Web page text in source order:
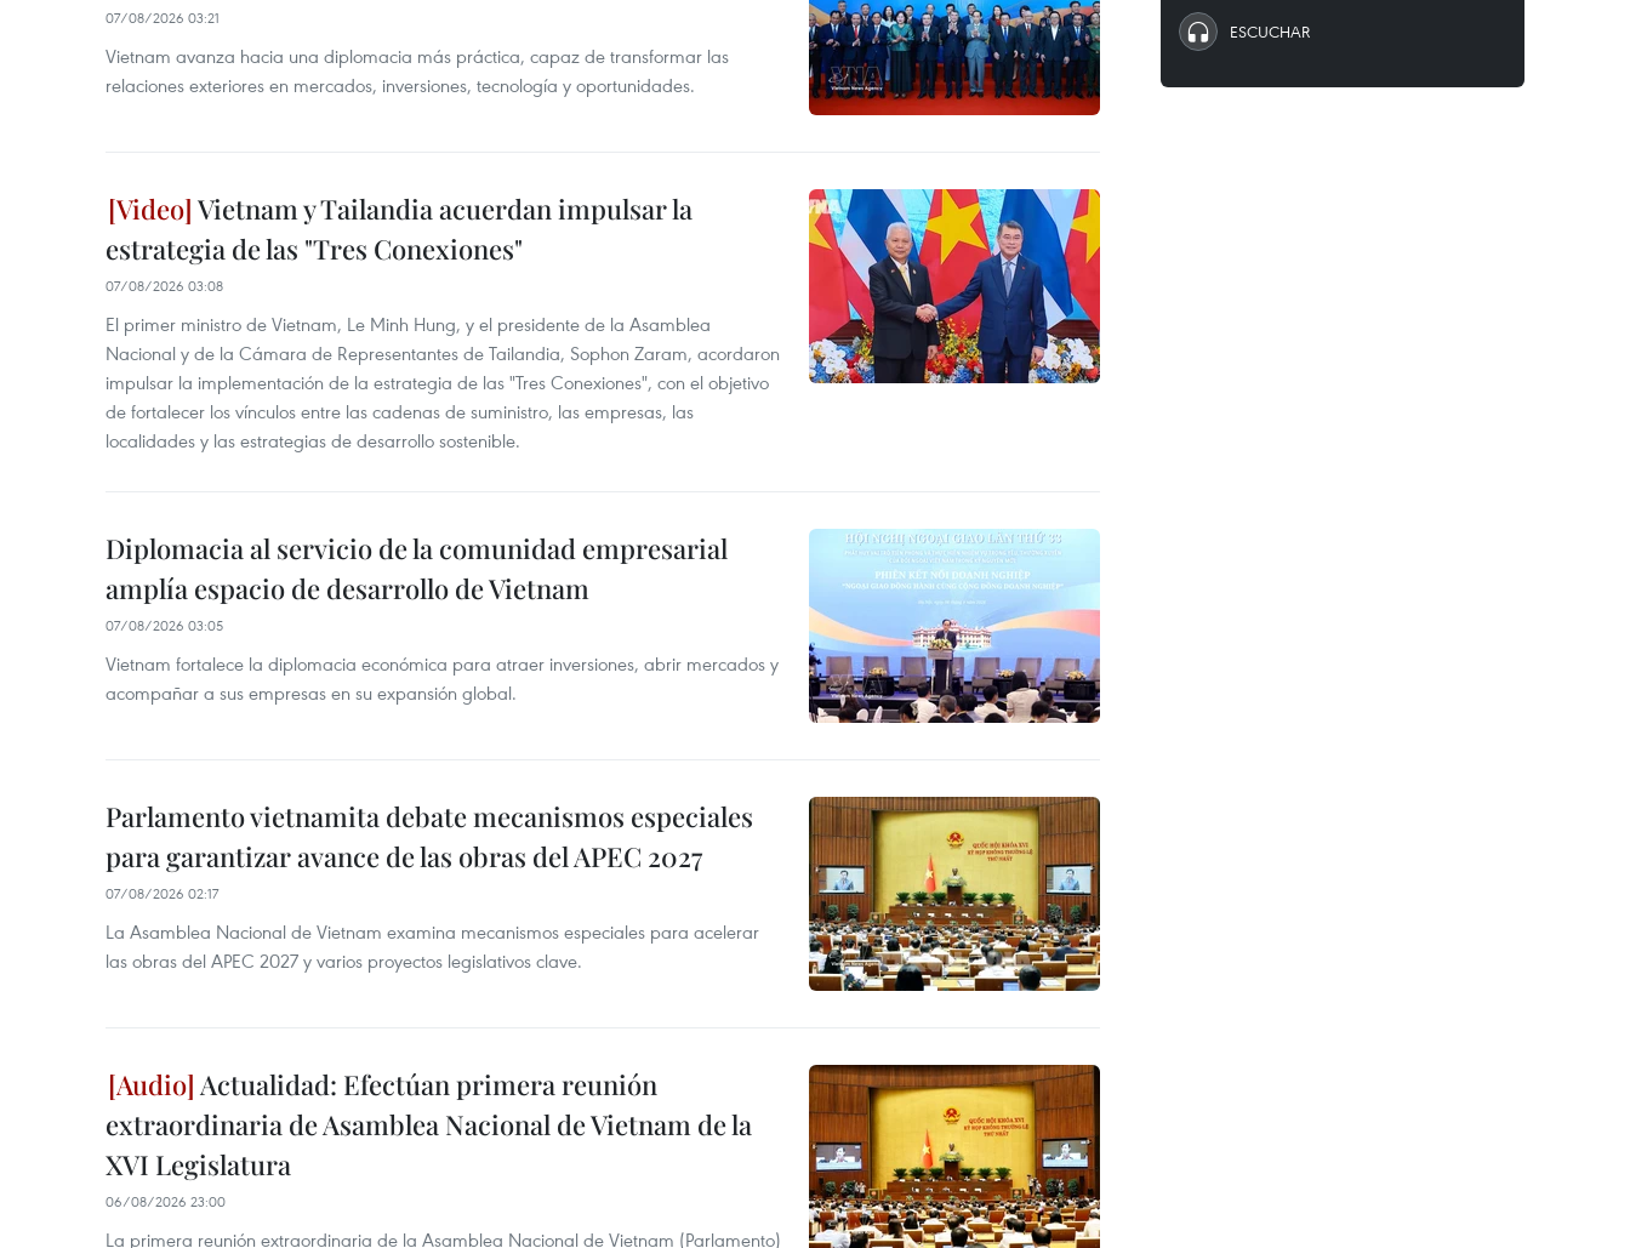
07/08/2026 03:21
Vietnam avanza hacia una diplomacia más práctica, capaz de transformar las
relaciones exteriores en mercados, inversiones, tecnología y oportunidades.
Vietnam y Tailandia acuerdan impulsar la
estrategia de las "Tres Conexiones"
07/08/2026 03:08
El primer ministro de Vietnam, Le Minh Hung, y el presidente de la Asamblea
Nacional y de la Cámara de Representantes de Tailandia, Sophon Zaram, acordaron
impulsar la implementación de la estrategia de las "Tres Conexiones", con el objetivo
de fortalecer los vínculos entre las cadenas de suministro, las empresas, las
localidades y las estrategias de desarrollo sostenible.
Diplomacia al servicio de la comunidad empresarial
amplía espacio de desarrollo de Vietnam
07/08/2026 03:05
Vietnam fortalece la diplomacia económica para atraer inversiones, abrir mercados y
acompañar a sus empresas en su expansión global.
Parlamento vietnamita debate mecanismos especiales
para garantizar avance de las obras del APEC 2027
07/08/2026 02:17
La Asamblea Nacional de Vietnam examina mecanismos especiales para acelerar
las obras del APEC 2027 y varios proyectos legislativos clave.
Actualidad: Efectúan primera reunión
extraordinaria de Asamblea Nacional de Vietnam de la
XVI Legislatura
06/08/2026 23:00
La primera reunión extraordinaria de la Asamblea Nacional de Vietnam (Parlamento)
ESCUCHAR